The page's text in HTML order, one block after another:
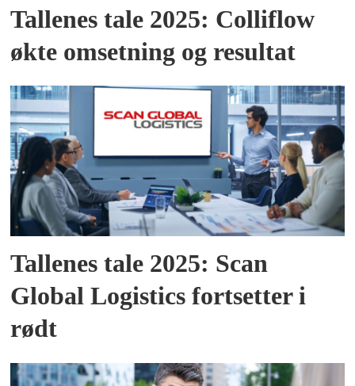
Tallenes tale 2025: Colliflow
økte omsetning og resultat
Tallenes tale 2025: Scan
Global Logistics fortsetter i
rødt